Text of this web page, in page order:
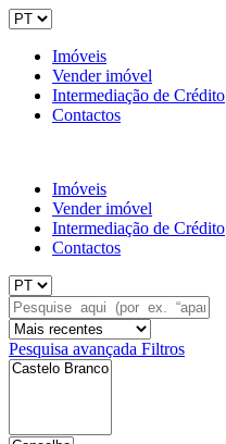
Imóveis
Vender imóvel
Intermediação de Crédito
Contactos
Imóveis
Vender imóvel
Intermediação de Crédito
Contactos
Pesquisa avançada Filtros